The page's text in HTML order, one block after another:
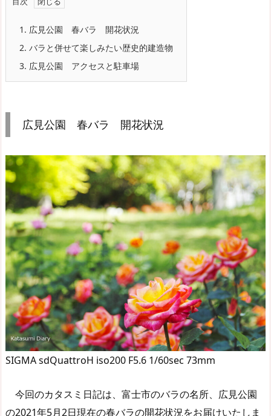
1. 広見公園 春バラ 開花状況
2. バラと併せて楽しみたい歴史的建造物
3. 広見公園 アクセスと駐車場
広見公園 春バラ 開花状況
SIGMA sdQuattroH iso200 F5.6 1/60sec 73mm
今回のカタスミ日記は、富士市のバラの名所、広見公園
の2021年5月2日現在の春バラの開花状況をお届けいたしま